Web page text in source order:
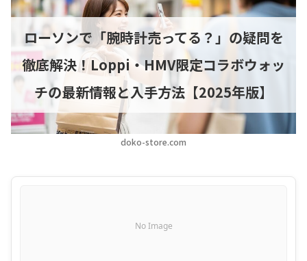
doko-store.com
ローソンで「腕時計売ってる？」の疑問を
徹底解決！Loppi・HMV限定コラボウォッ
チの最新情報と入手方法【2025年版】
No Image